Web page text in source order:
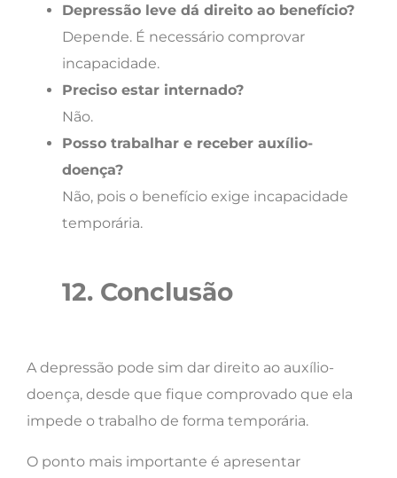
Depressão leve dá direito ao benefício?
Depende. É necessário comprovar
incapacidade.
Preciso estar internado?
Não.
Posso trabalhar e receber auxílio-
doença?
Não, pois o benefício exige incapacidade
temporária.
12. Conclusão
A depressão pode sim dar direito ao auxílio-
doença, desde que fique comprovado que ela
impede o trabalho de forma temporária.
O ponto mais importante é apresentar